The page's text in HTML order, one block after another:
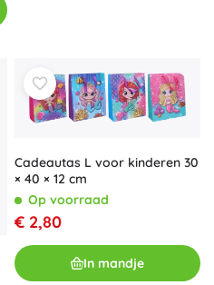
Cadeautas L voor kinderen 30
× 40 × 12 cm
Op voorraad
€ 2,80
In mandje